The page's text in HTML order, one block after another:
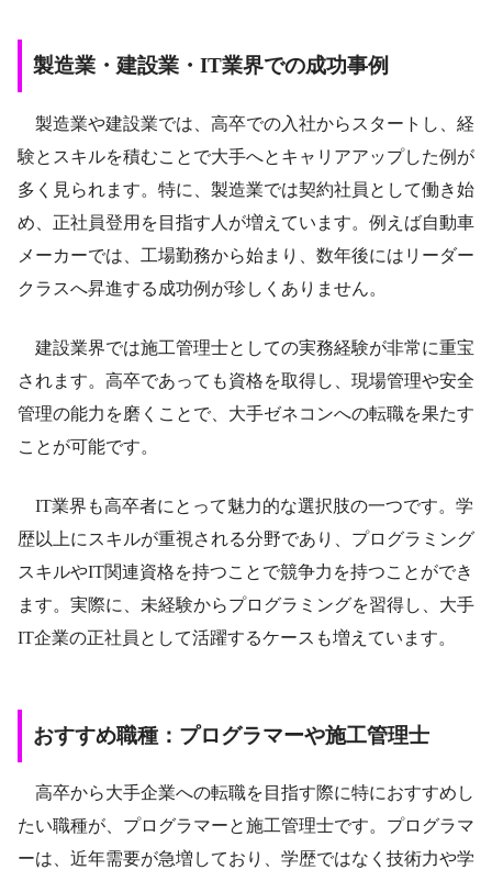
製造業・建設業・IT業界での成功事例
製造業や建設業では、高卒での入社からスタートし、経
験とスキルを積むことで大手へとキャリアアップした例が
多く見られます。特に、製造業では契約社員として働き始
め、正社員登用を目指す人が増えています。例えば自動車
メーカーでは、工場勤務から始まり、数年後にはリーダー
クラスへ昇進する成功例が珍しくありません。
建設業界では施工管理士としての実務経験が非常に重宝
されます。高卒であっても資格を取得し、現場管理や安全
管理の能力を磨くことで、大手ゼネコンへの転職を果たす
ことが可能です。
IT業界も高卒者にとって魅力的な選択肢の一つです。学
歴以上にスキルが重視される分野であり、プログラミング
スキルやIT関連資格を持つことで競争力を持つことができ
ます。実際に、未経験からプログラミングを習得し、大手
IT企業の正社員として活躍するケースも増えています。
おすすめ職種：プログラマーや施工管理士
高卒から大手企業への転職を目指す際に特におすすめし
たい職種が、プログラマーと施工管理士です。プログラマ
ーは、近年需要が急増しており、学歴ではなく技術力や学